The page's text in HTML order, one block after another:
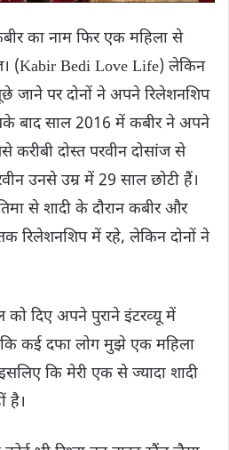
का नाम फि‍र एक महिला से
(Kabir Bedi Love Life) लेकिन
जाने पर दोनों ने अपने रिलेशनशिप
बाद साल 2016 में कबीर ने अपने
दोस्त परवीन दोसांज से
उनसे उम्र में 29 साल छोटी हैं।
से शादी के दौरान कबीर और
रिलेशनशिप में रहे, लेकिन दोनों ने
दिए अपने पुराने इंटरव्‍यू में
कई दफा लोग मुझे एक महिला
कि मेरी एक से ज्‍यादा शादी
है।